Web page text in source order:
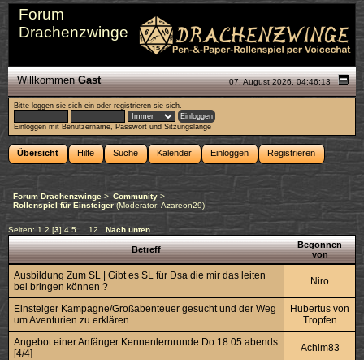
Forum
Drachenzwinge
07. August 2026, 04:46:13
WillkommenGast
Bitte loggen sie sich ein oderregistrieren sie sich.
Einloggen mit Benutzername, Passwort und Sitzungslänge
Übersicht Hilfe Suche Kalender Einloggen Registrieren
Forum Drachenzwinge > Community>
Rollenspiel für Einsteiger(Moderator: Azareon29)
Seiten: 1 2 [3] 4 5 12 Nach unten
Betreff
Begonnen
von
Ausbildung Zum SL | Gibt es SL für Dsa die mir das leiten
bei bringen können ?
Niro
Einsteiger Kampagne/Großabenteuer gesucht und der Weg
um Aventurien zu erklären
Hubertus von
Tropfen
Angebot einer Anfänger Kennenlernrunde Do 18.05 abends
[4/4]
Achim83